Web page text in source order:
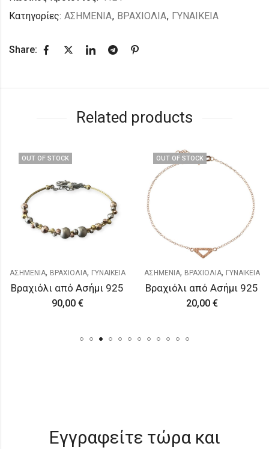
Κατηγορίες: ΑΣΗΜΕΝΙΑ, ΒΡΑΧΙΟΛΙΑ, ΓΥΝΑΙΚΕΙΑ
Share:
Related products
OUT OF STOCK
ΑΣΗΜΕΝΙΑ, ΒΡΑΧΙΟΛΙΑ, ΓΥΝΑΙΚΕΙΑ
Βραχιόλι από Ασήμι 925
90,00 €
OUT OF STOCK
ΑΣΗΜΕΝΙΑ, ΒΡΑΧΙΟΛΙΑ, ΓΥΝΑΙΚΕΙΑ
Βραχιόλι από Ασήμι 925
20,00 €
Εγγραφείτε τώρα και